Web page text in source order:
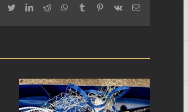
facebook
twitterlinkedinredditwhatsapptumblrpinterest
vk Email